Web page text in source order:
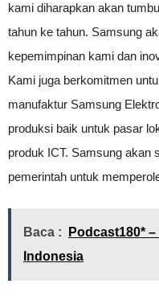
kami diharapkan akan
tahun ke tahun. Samsung
kepemimpinan kami dan
Kami juga berkomitmen
manufaktur Samsung
produksi baik untuk pasar
produk ICT. Samsung akan
pemerintah untuk
Baca :
Podcast180*
Indonesia